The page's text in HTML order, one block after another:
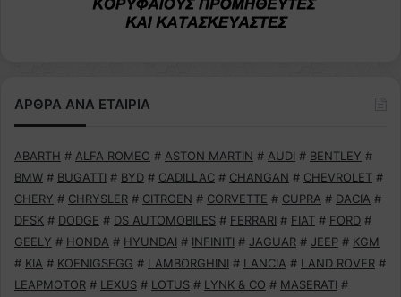
ΑΡΘΡΑ ΑΝΑ ΕΤΑΙΡΙΑ
ABARTH # ALFA ROMEO # ASTON MARTIN # AUDI # BENTLEY #
BMW # BUGATTI # BYD # CADILLAC # CHANGAN # CHEVROLET #
CHERY # CHRYSLER # CITROEN # CORVETTE # CUPRA # DACIA #
DFSK # DODGE # DS AUTOMOBILES # FERRARI # FIAT # FORD #
GEELY # HONDA # HYUNDAI # INFINITI # JAGUAR # JEEP # KGM
# KIA # KOENIGSEGG # LAMBORGHINI # LANCIA # LAND ROVER #
LEAPMOTOR # LEXUS # LOTUS # LYNK & CO # MASERATI #